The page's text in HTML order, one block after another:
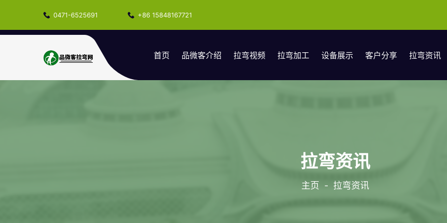
0471-6525691 +86 15848167721
首页 品微客介绍 拉弯视频 拉弯加工 设备展示 客户分享 拉弯资讯
拉弯资讯
主页 - 拉弯资讯